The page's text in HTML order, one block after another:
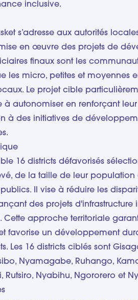
inclusive.
s’adresse aux autorités
en œuvre des projets de
finaux sont les
les micro, petites et moyennes
Le projet cible
à autonomiser en renforçant
à des initiatives de
16 districts défavorisés
de la taille de leur population
Il vise à réduire les
des projets d'infrastructure
Cette approche territoriale
favorise un développement
Les 16 districts ciblés sont
Nyamagabe, Ruhango,
Rutsiro, Nyabihu, Ngororero et